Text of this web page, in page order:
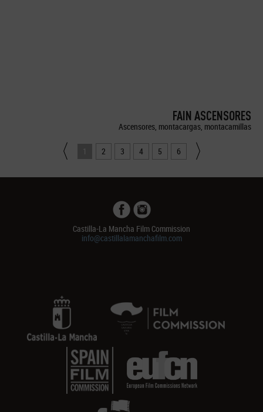
FAIN ASCENSORES
Ascensores, montacargas, montacamillas
1 2 3 4 5 6
Castilla-La Mancha Film Commission
info@castillalamanchafilm.com